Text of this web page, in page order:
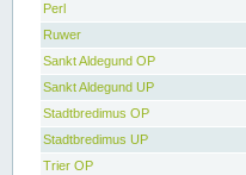
Perl
Ruwer
Sankt Aldegund OP
Sankt Aldegund UP
Stadtbredimus OP
Stadtbredimus UP
Trier OP